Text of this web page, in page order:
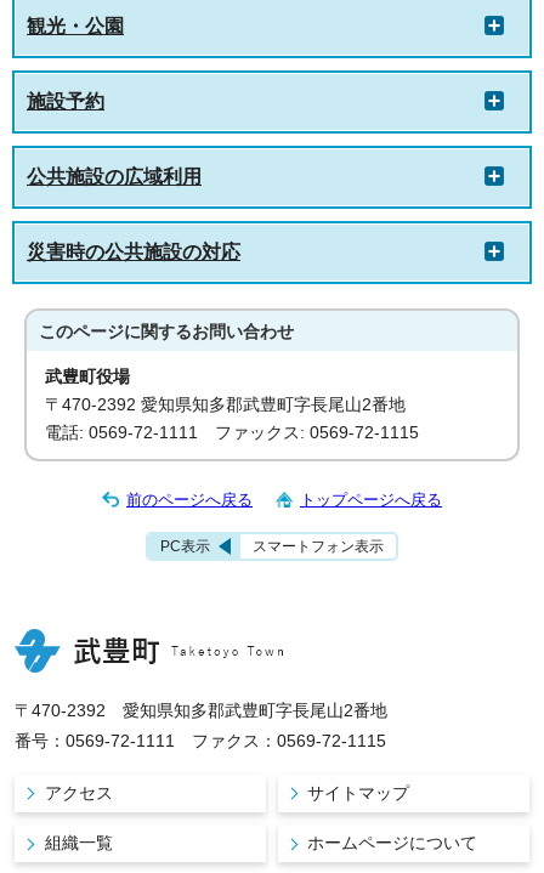
観光・公園
施設予約
公共施設の広域利用
災害時の公共施設の対応
このページに関するお問い合わせ
武豊町役場
〒470-2392 愛知県知多郡武豊町字長尾山2番地
電話: 0569-72-1111 ファックス: 0569-72-1115
前のページへ戻る トップページへ戻る
PC表示 スマートフォン表示
〒470-2392 愛知県知多郡武豊町字長尾山2番地
番号：0569-72-1111 ファクス：0569-72-1115
アクセス サイトマップ
組織一覧 ホームページについて